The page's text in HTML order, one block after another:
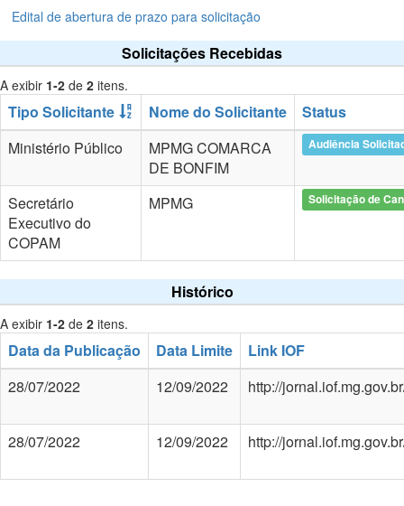
Edital de abertura de prazo para solicitação
Solicitações Recebidas
A exibir 1-2 de 2 itens.
Tipo Solicitante Nome do Solicitante
Status
Ministério Público
MPMG COMARCA
DE BONFIM
Audiência
Secretário
Executivo do
COPAM
MPMG Solicitação de
Histórico
A exibir 1-2 de 2 itens.
Data da Publicação Data Limite
Link IOF
28/07/2022
12/09/2022 http://
28/07/2022 12/09/2022 http://